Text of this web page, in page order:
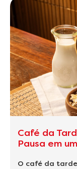
Café da
Pausa em
O café da tarde